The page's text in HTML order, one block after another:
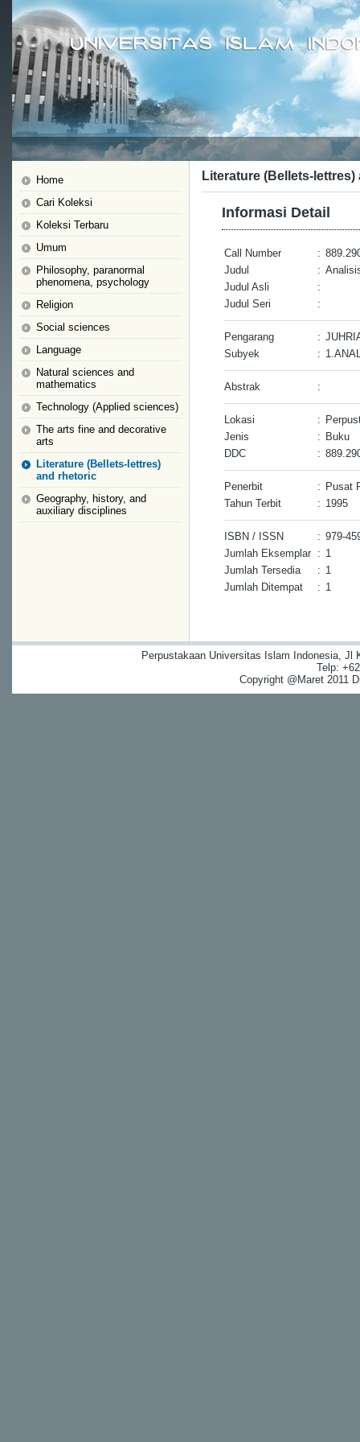
Home
Cari Koleksi
Koleksi Terbaru
Umum
Philosophy, paranormal
phenomena, psychology
Religion
Social sciences
Language
Natural sciences and
mathematics
Technology (Applied sciences)
The arts fine and decorative
arts
Literature (Bellets-lettres)
and rhetoric
Geography, history, and
auxiliary disciplines
Literature (Bellets-
Informasi Detail
Call Number :
Judul
:
Judul Asli
:
Judul Seri
:
Pengarang :
Subyek
:
Abstrak :
Lokasi :
Jenis
: Buku
DDC
:
Penerbit : Pusat
Tahun Terbit
: 1995
ISBN / ISSN : 979-
Jumlah Eksemplar : 1
Jumlah Tersedia
: 1
Jumlah Ditempat
: 1
Perpustakaan Universitas Islam Indonesia, Jl
Telp:
Copyright @Maret 2011